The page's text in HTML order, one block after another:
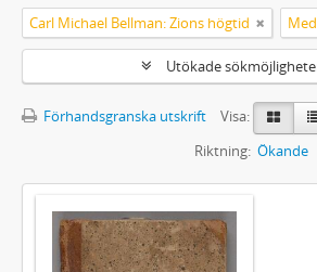
Carl Michael Bellman: Zions högtid
Utökade
Förhandsgranska utskrift
Visa:
Riktning: Ökande